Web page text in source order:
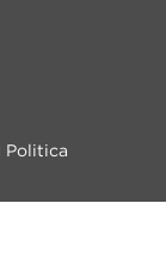
Politica